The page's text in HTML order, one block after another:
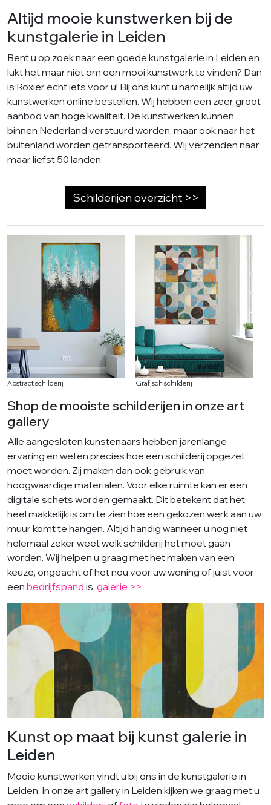
Altijd mooie kunstwerken bij de
kunstgalerie in Leiden
Bent u op zoek naar een goede kunstgalerie in Leiden en
lukt het maar niet om een mooi kunstwerk te vinden? Dan
is Roxier echt iets voor u! Bij ons kunt u namelijk altijd uw
kunstwerken online bestellen. Wij hebben een zeer groot
aanbod van hoge kwaliteit. De kunstwerken kunnen
binnen Nederland verstuurd worden, maar ook naar het
buitenland worden getransporteerd. Wij verzenden naar
maar liefst 50 landen.
Schilderijen overzicht >>
Abstract schilderij Grafisch schilderij
Shop de mooiste schilderijen in onze art
gallery
Alle aangesloten kunstenaars hebben jarenlange
ervaring en weten precies hoe een schilderij opgezet
moet worden. Zij maken dan ook gebruik van
hoogwaardige materialen. Voor elke ruimte kan er een
digitale schets worden gemaakt. Dit betekent dat het
heel makkelijk is om te zien hoe een gekozen werk aan uw
muur komt te hangen. Altijd handig wanneer u nog niet
helemaal zeker weet welk schilderij het moet gaan
worden. Wij helpen u graag met het maken van een
keuze, ongeacht of het nou voor uw woning of juist voor
een bedrijfspand is. galerie >>
Kunst op maat bij kunst galerie in
Leiden
Mooie kunstwerken vindt u bij ons in de kunstgalerie in
Leiden. In onze art gallery in Leiden kijken we graag met u